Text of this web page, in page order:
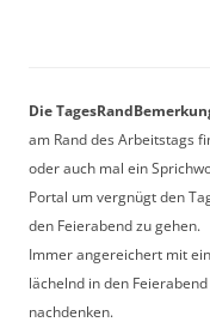
Die
am Rand des Arbeitstags
oder auch mal ein
Portal um vergnügt den
den Feierabend zu gehen.
Immer angereichert mit
lächelnd in den
nachdenken.